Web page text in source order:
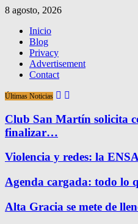
8 agosto, 2026
Inicio
Blog
Privacy
Advertisement
Contact
Últimas Noticias
Club San Martín solicita
finalizar…
Violencia y redes: la
Agenda cargada: todo lo
Alta Gracia se mete de